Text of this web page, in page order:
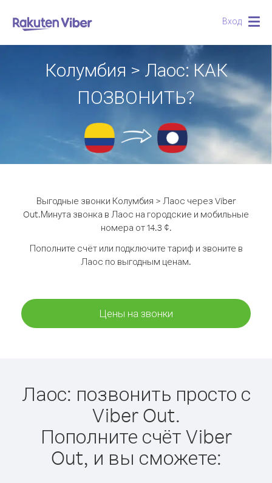
Вход
Колумбия > Лаос: КАК
ПОЗВОНИТЬ?
Выгодные звонки Колумбия > Лаос через Viber
Out.Минута звонка в Лаос на городские и мобильные
номера от 14.3 ¢.
Пополните счёт или подключите тариф и звоните в
Лаос по выгодным ценам.
Цены на звонки
Лаос: позвонить просто с
Viber Out.
Пополните счёт Viber
Out, и вы сможете: